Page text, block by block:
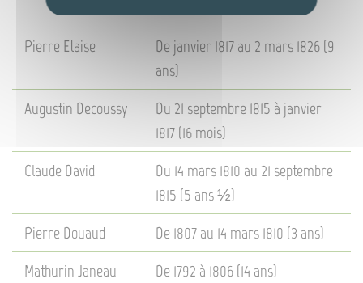
Pierre Etaise
De janvier 1817 au 2 mars 1826 (9
ans)
Augustin Decoussy
Du 21 septembre 1815 à janvier
1817 (16 mois)
Claude David
Du 14 mars 1810 au 21 septembre
1815 (5 ans ½)
Pierre Douaud
De 1807 au 14 mars 1810 (3 ans)
Mathurin Janeau
De 1792 à 1806 (14 ans)